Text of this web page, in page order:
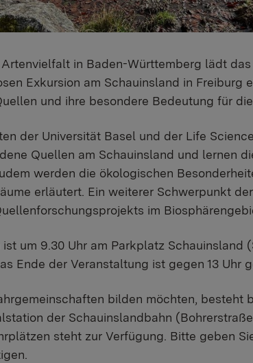
in Baden-Württemberg lädt
Exkursion am Schauinsland in Freiburg
und ihre besondere Bedeutung für
der Universität Basel und der Life
Quellen am Schauinsland und lernen
werden die ökologischen
erläutert. Ein weiterer Schwerpunkt
im
um 9.30 Uhr am Parkplatz Schauinsland
Ende der Veranstaltung ist gegen 13 Uhr
bilden möchten, besteht
der Schauinslandbahn
steht zur Verfügung. Bitte geben